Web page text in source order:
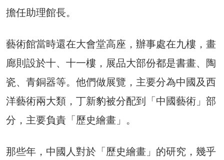
擔任助理館長。
藝術館當時還在大會堂高座，辦事處在九樓，畫
廊則設於十、十一樓，展品大部份都是書畫、陶
瓷、青銅器等。他們做展覽，主要分為中國及西
洋藝術兩大類，丁新豹被分配到「中國藝術」部
分，主要負責「歷史繪畫」。
那些年，中國人對於「歷史繪畫」的研究，幾乎